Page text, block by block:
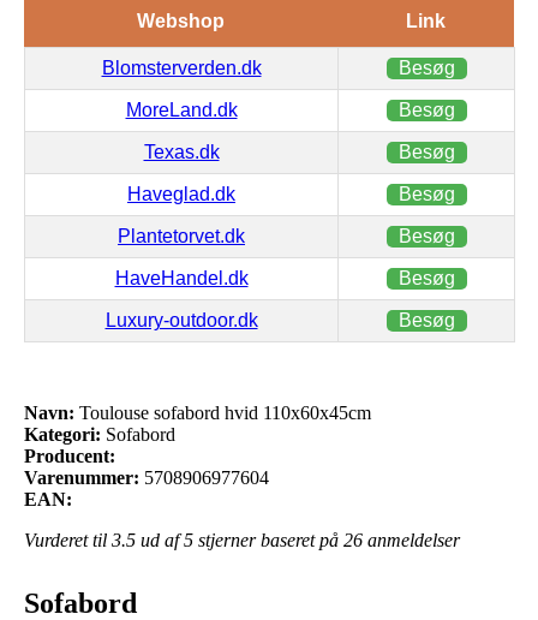
Webshop Link
Blomsterverden.dk Besøg
MoreLand.dk Besøg
Texas.dk Besøg
Haveglad.dk Besøg
Plantetorvet.dk Besøg
HaveHandel.dk Besøg
Luxury-outdoor.dk Besøg
Navn: Toulouse sofabord hvid 110x60x45cm
Kategori: Sofabord
Producent:
Varenummer: 5708906977604
EAN:
Vurderet til 3.5 ud af 5 stjerner baseret på 26 anmeldelser
Sofabord